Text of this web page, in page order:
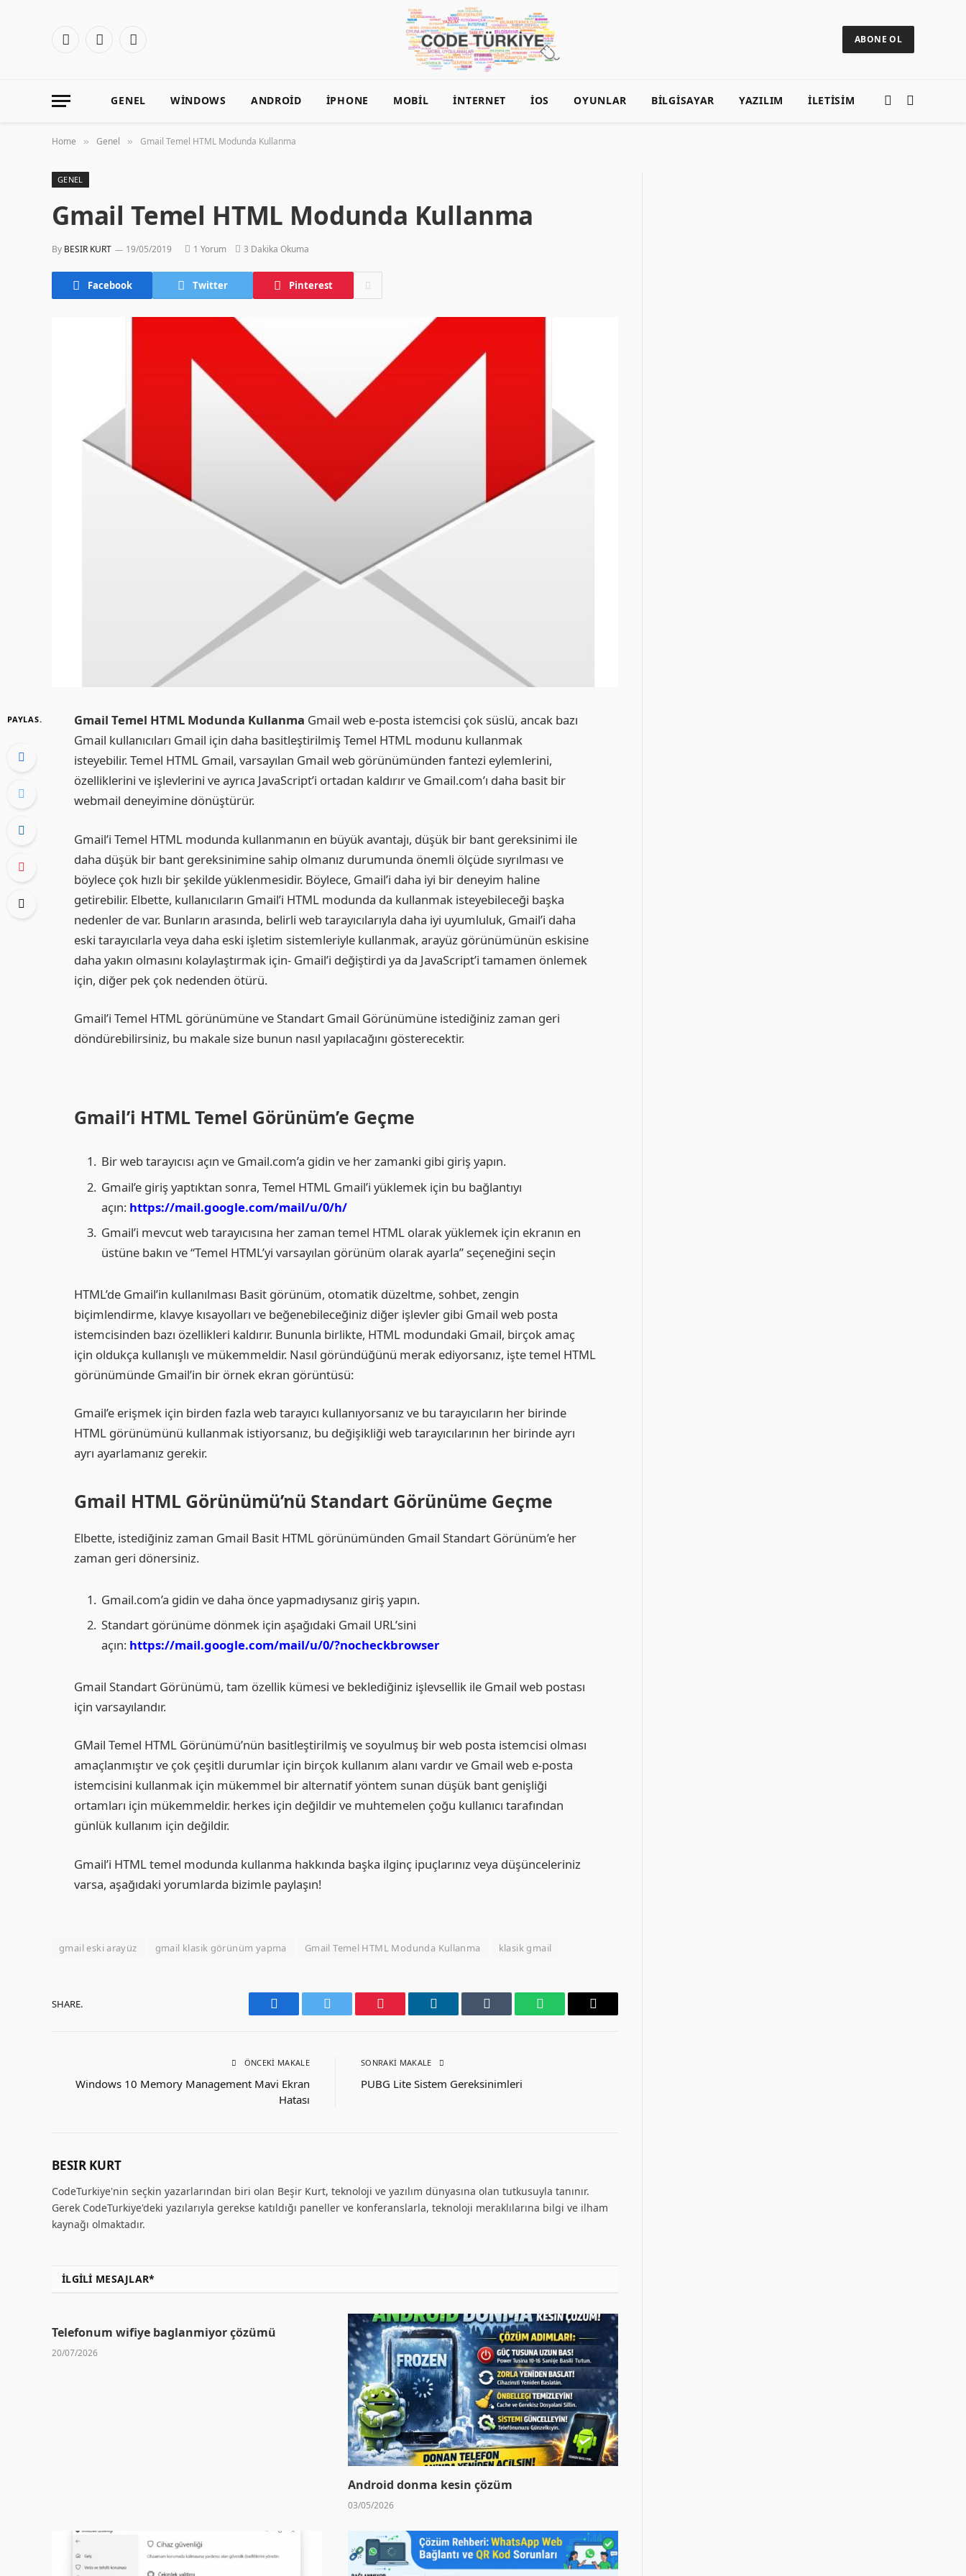
Facebook
X
Instagram ABONE OL
GENEL WINDOWS ANDROID İPHONE MOBIL İNTERNET İOS OYUNLAR BILGISAYAR YAZILIM ILETISIM
Home » Genel » Gmail Temel HTML Modunda Kullanma
GENEL
Gmail Temel HTML Modunda Kullanma
By BESIR KURT 19/05/2019 1 Yorum 3 Dakika Okuma
Facebook Twitter Pinterest
PAYLAS. Gmail Temel HTML Modunda Kullanma Gmail web e-posta istemcisi çok süslü, ancak bazı
Gmail kullanıcıları Gmail için daha basitleştirilmiş Temel HTML modunu kullanmak
isteyebilir. Temel HTML Gmail, varsayılan Gmail web görünümünden fantezi eylemlerini,
özelliklerini ve işlevlerini ve ayrıca JavaScript’i ortadan kaldırır ve Gmail.com’ı daha basit bir
webmail deneyimine dönüştürür.
Gmail’i Temel HTML modunda kullanmanın en büyük avantajı, düşük bir bant gereksinimi ile
daha düşük bir bant gereksinimine sahip olmanız durumunda önemli ölçüde sıyrılması ve
böylece çok hızlı bir şekilde yüklenmesidir. Böylece, Gmail’i daha iyi bir deneyim haline
getirebilir. Elbette, kullanıcıların Gmail’i HTML modunda da kullanmak isteyebileceği başka
nedenler de var. Bunların arasında, belirli web tarayıcılarıyla daha iyi uyumluluk, Gmail’i daha
eski tarayıcılarla veya daha eski işletim sistemleriyle kullanmak, arayüz görünümünün eskisine
daha yakın olmasını kolaylaştırmak için- Gmail’i değiştirdi ya da JavaScript’i tamamen önlemek
için, diğer pek çok nedenden ötürü.
Gmail’i Temel HTML görünümüne ve Standart Gmail Görünümüne istediğiniz zaman geri
döndürebilirsiniz, bu makale size bunun nasıl yapılacağını gösterecektir.
Gmail’i HTML Temel Görünüm’e Geçme
Bir web tarayıcısı açın ve Gmail.com’a gidin ve her zamanki gibi giriş yapın.
Gmail’e giriş yaptıktan sonra, Temel HTML Gmail’i yüklemek için bu bağlantıyı
açın: https://mail.google.com/mail/u/0/h/
Gmail’i mevcut web tarayıcısına her zaman temel HTML olarak yüklemek için ekranın en
üstüne bakın ve “Temel HTML’yi varsayılan görünüm olarak ayarla” seçeneğini seçin
HTML’de Gmail’in kullanılması Basit görünüm, otomatik düzeltme, sohbet, zengin
biçimlendirme, klavye kısayolları ve beğenebileceğiniz diğer işlevler gibi Gmail web posta
istemcisinden bazı özellikleri kaldırır. Bununla birlikte, HTML modundaki Gmail, birçok amaç
için oldukça kullanışlı ve mükemmeldir. Nasıl göründüğünü merak ediyorsanız, işte temel HTML
görünümünde Gmail’in bir örnek ekran görüntüsü:
Gmail’e erişmek için birden fazla web tarayıcı kullanıyorsanız ve bu tarayıcıların her birinde
HTML görünümünü kullanmak istiyorsanız, bu değişikliği web tarayıcılarının her birinde ayrı
ayrı ayarlamanız gerekir.
Gmail HTML Görünümü’nü Standart Görünüme Geçme
Elbette, istediğiniz zaman Gmail Basit HTML görünümünden Gmail Standart Görünüm’e her
zaman geri dönersiniz.
Gmail.com’a gidin ve daha önce yapmadıysanız giriş yapın.
Standart görünüme dönmek için aşağıdaki Gmail URL’sini
açın: https://mail.google.com/mail/u/0/?nocheckbrowser
Gmail Standart Görünümü, tam özellik kümesi ve beklediğiniz işlevsellik ile Gmail web postası
için varsayılandır.
GMail Temel HTML Görünümü’nün basitleştirilmiş ve soyulmuş bir web posta istemcisi olması
amaçlanmıştır ve çok çeşitli durumlar için birçok kullanım alanı vardır ve Gmail web e-posta
istemcisini kullanmak için mükemmel bir alternatif yöntem sunan düşük bant genişliği
ortamları için mükemmeldir. herkes için değildir ve muhtemelen çoğu kullanıcı tarafından
günlük kullanım için değildir.
Gmail’i HTML temel modunda kullanma hakkında başka ilginç ipuçlarınız veya düşünceleriniz
varsa, aşağıdaki yorumlarda bizimle paylaşın!
gmail eski arayüz gmail klasik görünüm yapma Gmail Temel HTML Modunda Kullanma klasik gmail
SHARE.
Facebook Twitter Pinterest LinkedIn Tumblr WhatsAppEmail
ÖNCEKI MAKALE
Windows 10 Memory Management Mavi Ekran
Hatası
SONRAKI MAKALE
PUBG Lite Sistem Gereksinimleri
BESIR KURT
CodeTurkiye'nin seçkin yazarlarından biri olan Beşir Kurt, teknoloji ve yazılım dünyasına olan tutkusuyla tanınır.
Gerek CodeTurkiye'deki yazılarıyla gerekse katıldığı paneller ve konferanslarla, teknoloji meraklılarına bilgi ve ilham
kaynağı olmaktadır.
İLGILI MESAJLAR*
Telefonum wifiye baglanmiyor çözümü
20/07/2026
Android donma kesin çözüm
03/05/2026